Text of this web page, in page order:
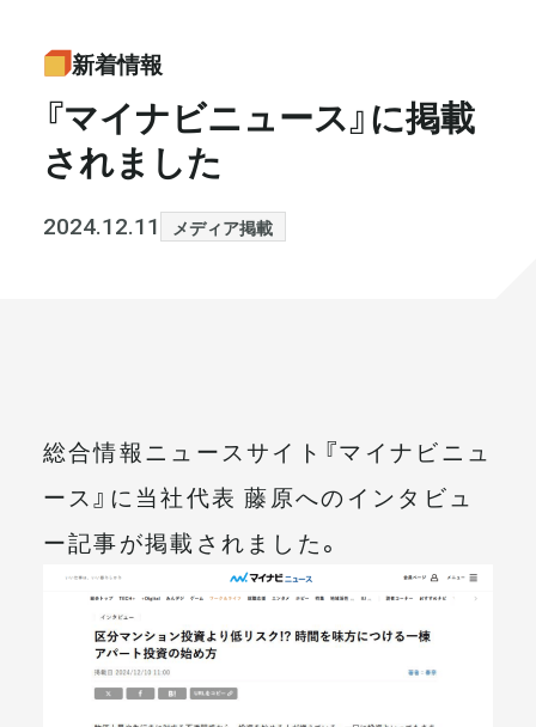
書籍・メディア
セミナー
大和財託の意志 コラム
まずは無料で相談
メールマガジン
新着情報
『マイナビニュース』に掲載
されました
2024.12.11 メディア掲載
総合情報ニュースサイト『マイナビニュ
ース』に当社代表 藤原へのインタビュ
ー記事が掲載されました。